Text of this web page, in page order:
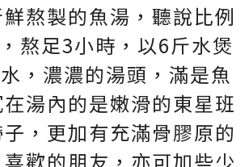
熬製的魚湯，聽說比例
熬足3小時，以6斤水煲
，濃濃的湯頭，滿是魚
湯內的是嫩滑的東星班
，更加有充滿骨膠原的
歡的朋友，亦可加些少